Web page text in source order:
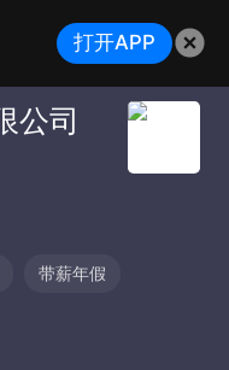
公司
带薪年假
打开APP